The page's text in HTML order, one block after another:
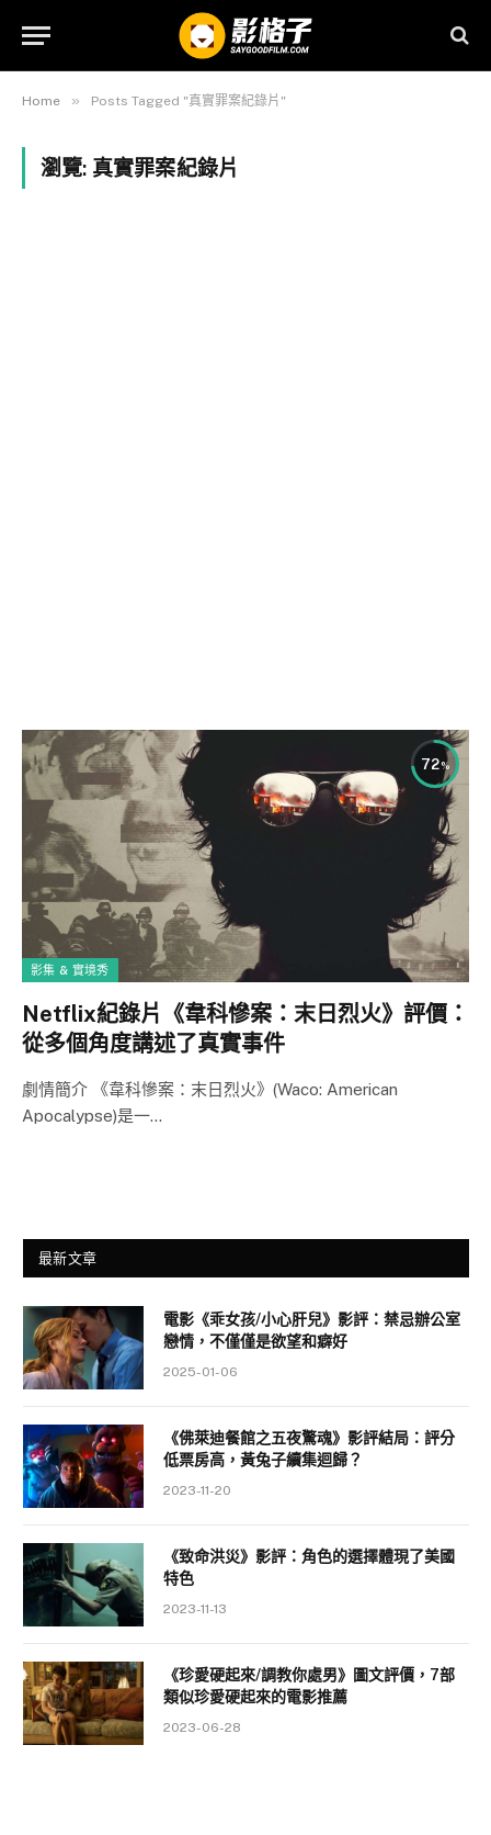
Home » Posts Tagged "真實罪案紀錄片"
瀏覽: 真實罪案紀錄片
72
影集 & 實境秀
Netflix紀錄片《韋科慘案：末日烈火》評價：
從多個角度講述了真實事件
劇情簡介 《韋科慘案：末日烈火》(Waco: American
Apocalypse)是一…
最新文章
電影《乖女孩/小心肝兒》影評：禁忌辦公室
戀情，不僅僅是欲望和癖好
2025-01-06
《佛萊迪餐館之五夜驚魂》影評結局：評分
低票房高，黃兔子續集迴歸？
2023-11-20
《致命洪災》影評：角色的選擇體現了美國
特色
2023-11-13
《珍愛硬起來/調教你處男》圖文評價，7部
類似珍愛硬起來的電影推薦
2023-06-28